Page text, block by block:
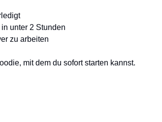
unter 2 Stunden
zu arbeiten
mit dem du sofort starten kannst.